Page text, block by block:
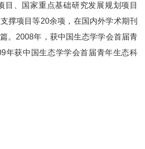
目、国家重点基础研究发展规划项目
撑项目等20余项，在国内外学术期刊
。2008年，获中国生态学学会首届青
年获中国生态学学会首届青年生态科